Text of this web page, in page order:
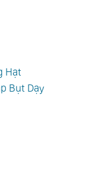
Hạt
Bụt Dạy